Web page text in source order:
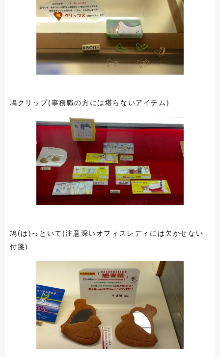
鳩クリップ(事務職の方には堪らないアイテム)
鳩(は)っといて(注意深いオフィスレディには欠かせない
付箋)